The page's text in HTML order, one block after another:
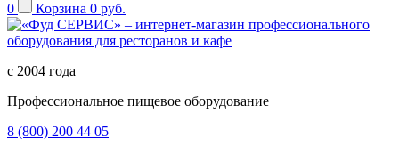
0 Корзина 0 руб.
с 2004 года
Профессиональное пищевое оборудование
8 (800) 200 44 05